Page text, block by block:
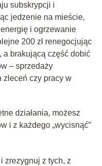
subskrypcji i
jedzenie na mieście,
i ogrzewanie
200 zł renegocjując
a brakującą część dobić
– sprzedaży
zleceń czy pracy w
działania, możesz
i z każdego „wycisnąć”
zrezygnuj z tych, z